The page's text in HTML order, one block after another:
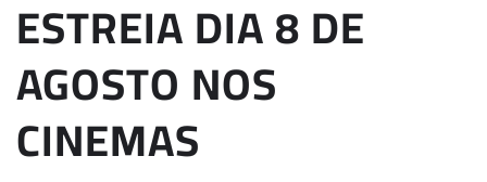
ESTREIA DIA 8 DE
AGOSTO NOS
CINEMAS